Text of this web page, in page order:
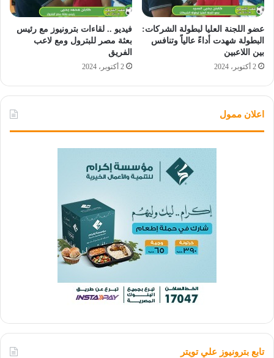
عضو اللجنة العليا لبطولة الشركات:
البطولة شهدت أداءً عالياً وتنافس
بين اللاعبين
2 أكتوبر، 2024
فيديو .. لقاءات بترونيوز مع رئيس
بعثة مصر للبترول ومع لاعب
الفريق
2 أكتوبر، 2024
اعلان ممول
تابع بترونيوز علي تويتر